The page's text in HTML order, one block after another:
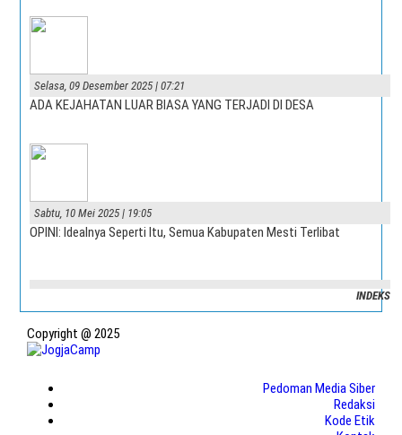
Selasa, 09 Desember 2025 | 07:21
ADA KEJAHATAN LUAR BIASA YANG TERJADI DI DESA
Sabtu, 10 Mei 2025 | 19:05
OPINI: Idealnya Seperti Itu, Semua Kabupaten Mesti Terlibat
INDEKS
Copyright @ 2025
Pedoman Media Siber
Redaksi
Kode Etik